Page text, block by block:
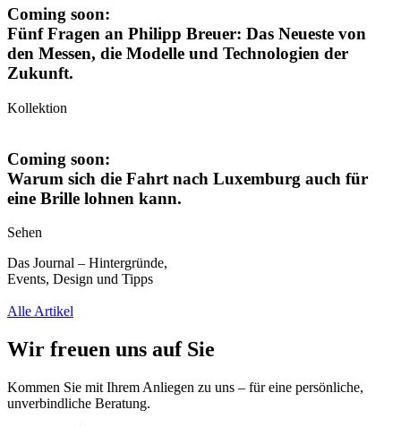
Coming soon:
Fünf Fragen an Philipp Breuer: Das Neueste von
den Messen, die Modelle und Technologien der
Zukunft.
Kollektion
Coming soon:
Warum sich die Fahrt nach Luxemburg auch für
eine Brille lohnen kann.
Sehen
Das Journal – Hintergründe,
Events, Design und Tipps
Alle Artikel
Wir freuen uns auf Sie
Kommen Sie mit Ihrem Anliegen zu uns – für eine persönliche,
unverbindliche Beratung.